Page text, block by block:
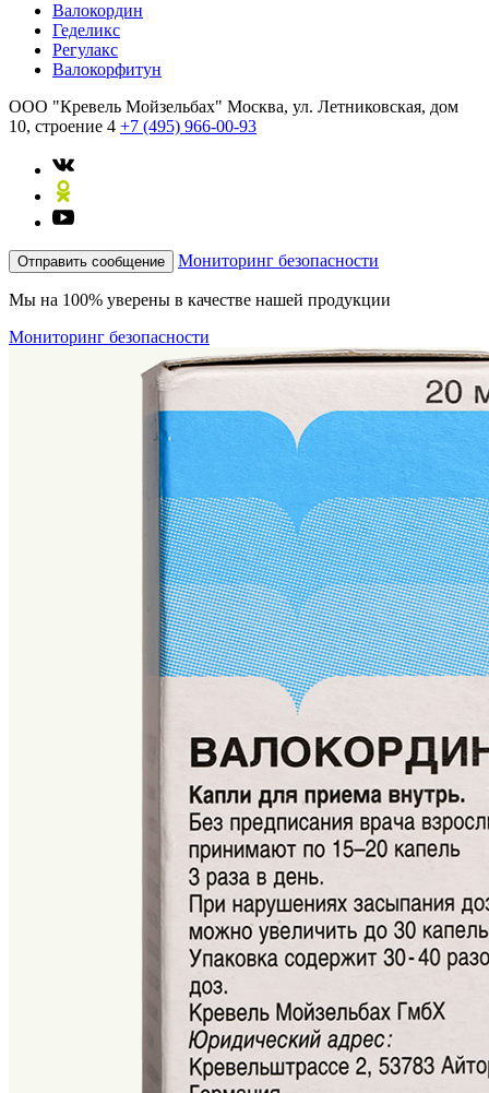
Валокордин
Геделикс
Регулакс
Валокорфитун
ООО "Кревель Мойзельбах" Москва, ул. Летниковская, дом
10, строение 4 +7 (495) 966-00-93
Отправить сообщение Мониторинг безопасности
Мы на 100% уверены в качестве нашей продукции
Мониторинг безопасности